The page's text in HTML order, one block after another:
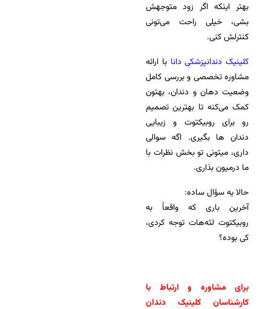
بهتر اینکه اگر زود متوجهش
بشی، خیلی راحت می‌تونی
کنترلش کنی.
کلینیک دندانپزشکی دانا با ارائه
مشاوره تخصصی و بررسی کامل
وضعیت دهان و دندان، بهتون
کمک می‌کنه تا بهترین تصمیم
رو برای روبیکتوت و زیبایی
دندان ها بگیری. اگه سوالی
داری، میتونی تو بخش نظرات با
ما درمیون بذاری.
حالا یه سؤال ساده:
آخرین باری که واقعاً به
روبیکتوت لثه‌هات توجه کردی،
کی بوده؟
برای مشاوره و ارتباط با
کارشناسان کلینیک دندان